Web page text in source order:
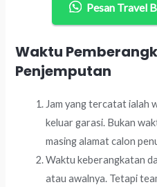
Pesan Travel
Waktu
Penjemputan
Jam yang tercatat ialah
keluar garasi. Bukan
masing alamat calon
Waktu keberangkatan
atau awalnya. Tetapi